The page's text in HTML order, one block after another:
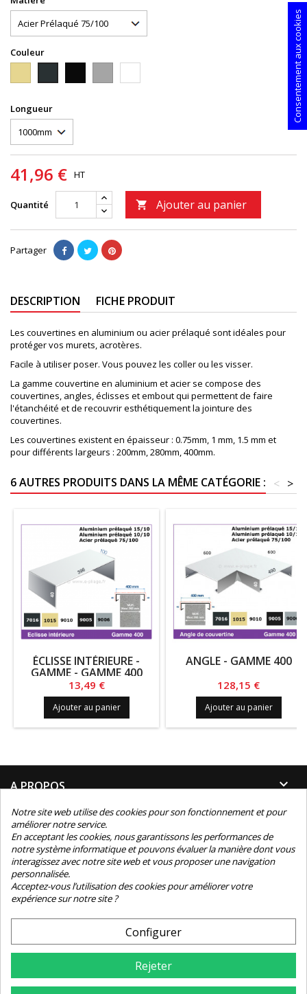
Couleur
Longueur
41,96 € HT
Quantité  Ajouter au panier
Partager
DESCRIPTION FICHE PRODUIT
Les couvertines en aluminium ou acier prélaqué sont idéales pour
protéger vos murets, acrotères.
Facile à utiliser poser. Vous pouvez les coller ou les visser.
La gamme couvertine en aluminium et acier se compose des
couvertines, angles, éclisses et embout qui permettent de faire
l'étanchéité et de recouvrir esthétiquement la jointure des
couvertines.
Les couvertines existent en épaisseur : 0.75mm, 1 mm, 1.5 mm et
pour différents largeurs : 200mm, 280mm, 400mm.
6 AUTRES PRODUITS DANS LA MÊME CATÉGORIE : >
<
ÉCLISSE INTÉRIEURE -
GAMME - GAMME 400
Prix
13,49 €
Ajouter au panier
ANGLE - GAMME 400
Prix
128,15 €
Ajouter au panier
A PROPOS 
INFORMATIONS 
INFORMATIONS TECHNIQUES 
CONTACT
NEWSLETTER
Notre site web utilise des cookies pour son fonctionnement et pour
améliorer notre service.
En acceptant les cookies, nous garantissons les performances de
notre système informatique et pouvons évaluer la manière dont vous
interagissez avec notre site web et vous proposer une navigation
personnalisée.
Acceptez-vous l’utilisation des cookies pour améliorer votre
expérience sur notre site ?
Configurer
Rejeter
Consentement aux cookies